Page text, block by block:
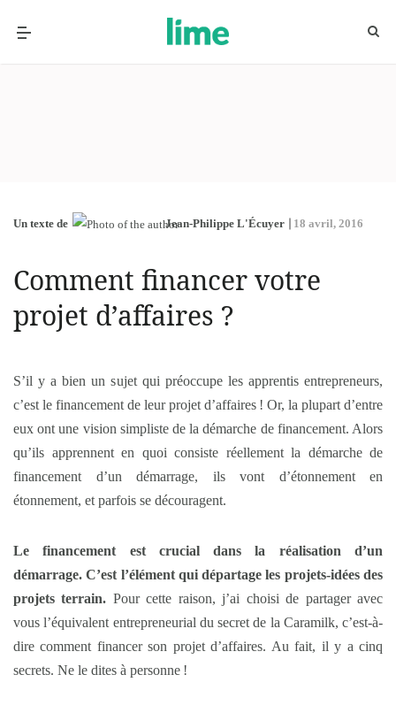
Un texte de Jean-Philippe L'Écuyer 18 avril, 2016
Comment financer votre
projet d’affaires ?
S’il y a bien un sujet qui préoccupe les apprentis entrepreneurs,
c’est le financement de leur projet d’affaires ! Or, la plupart d’entre
eux ont une vision simpliste de la démarche de financement. Alors
qu’ils apprennent en quoi consiste réellement la démarche de
financement d’un démarrage, ils vont d’étonnement en
étonnement, et parfois se découragent.
Le financement est crucial dans la réalisation d’un
démarrage. C’est l’élément qui départage les projets-idées des
projets terrain. Pour cette raison, j’ai choisi de partager avec
vous l’équivalent entrepreneurial du secret de la Caramilk, c’est-à-
dire comment financer son projet d’affaires. Au fait, il y a cinq
secrets. Ne le dites à personne !